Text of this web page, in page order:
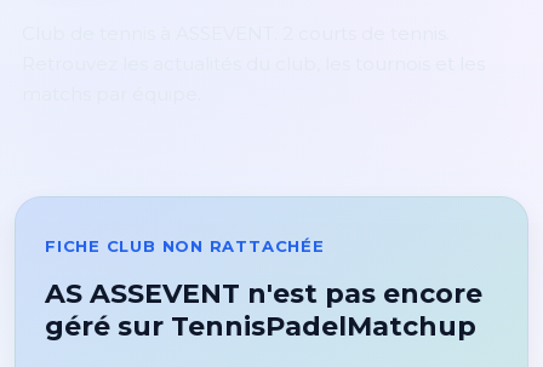
FICHE CLUB NON RATTACHÉE
AS ASSEVENT n'est pas encore
géré sur TennisPadelMatchup